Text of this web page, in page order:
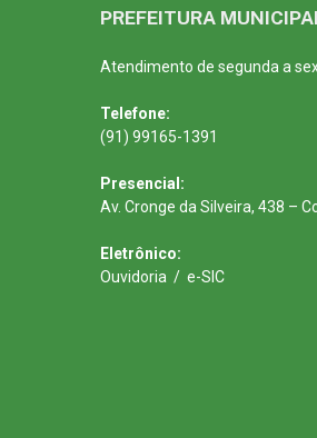
PREFEITURA
Atendimento de segunda a
Telefone:
(91) 99165-1391
Presencial:
Av. Cronge da Silveira, 438 –
Eletrônico:
Ouvidoria / e-SIC